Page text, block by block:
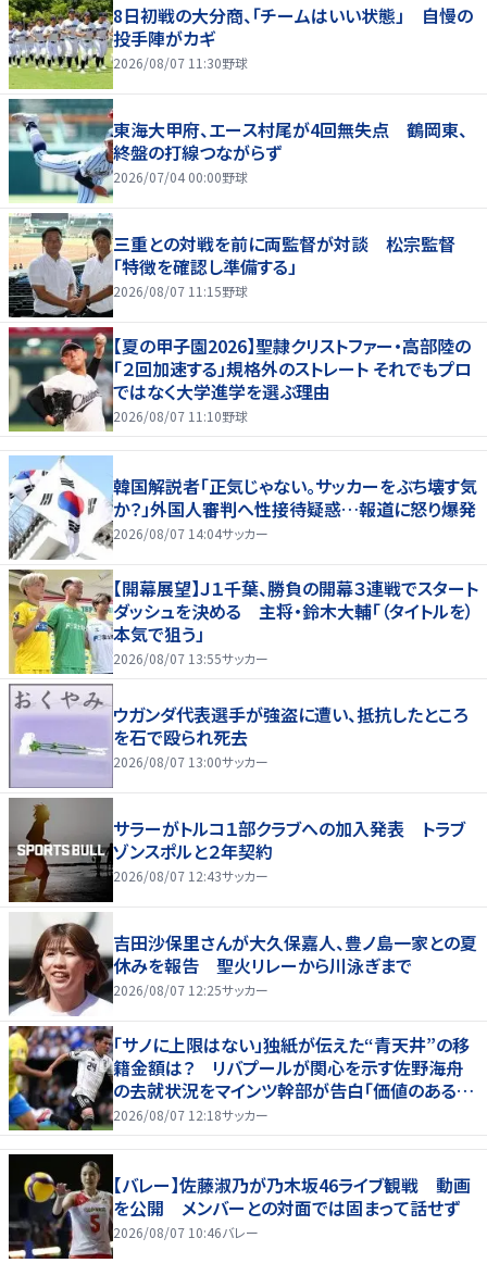
8日初戦の大分商、「チームはいい状態」 自慢の
投手陣がカギ
2026/08/07 11:30野球
東海大甲府、エース村尾が4回無失点 鶴岡東、
終盤の打線つながらず
2026/07/04 00:00野球
三重との対戦を前に両監督が対談 松宗監督
「特徴を確認し準備する」
2026/08/07 11:15野球
【夏の甲子園2026】聖隷クリストファー・高部陸の
「２回加速する」規格外のストレート それでもプロ
ではなく大学進学を選ぶ理由
2026/08/07 11:10野球
韓国解説者「正気じゃない。サッカーをぶち壊す気
か？」外国人審判へ性接待疑惑…報道に怒り爆発
2026/08/07 14:04サッカー
【開幕展望】Ｊ１千葉、勝負の開幕３連戦でスタート
ダッシュを決める 主将・鈴木大輔「（タイトルを）
本気で狙う」
2026/08/07 13:55サッカー
ウガンダ代表選手が強盗に遭い、抵抗したところ
を石で殴られ死去
2026/08/07 13:00サッカー
サラーがトルコ１部クラブへの加入発表 トラブ
ゾンスポルと２年契約
2026/08/07 12:43サッカー
吉田沙保里さんが大久保嘉人、豊ノ島一家との夏
休みを報告 聖火リレーから川泳ぎまで
2026/08/07 12:25サッカー
「サノに上限はない」独紙が伝えた“青天井”の移
籍金額は？ リバプールが関心を示す佐野海舟
の去就状況をマインツ幹部が告白「価値のあるも
のになる」
2026/08/07 12:18サッカー
【バレー】佐藤淑乃が乃木坂46ライブ観戦 動画
を公開 メンバーとの対面では固まって話せず
2026/08/07 10:46バレー